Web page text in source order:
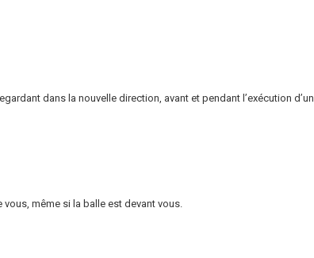
dans la nouvelle direction, avant et pendant l’exécution d’un
même si la balle est devant vous.